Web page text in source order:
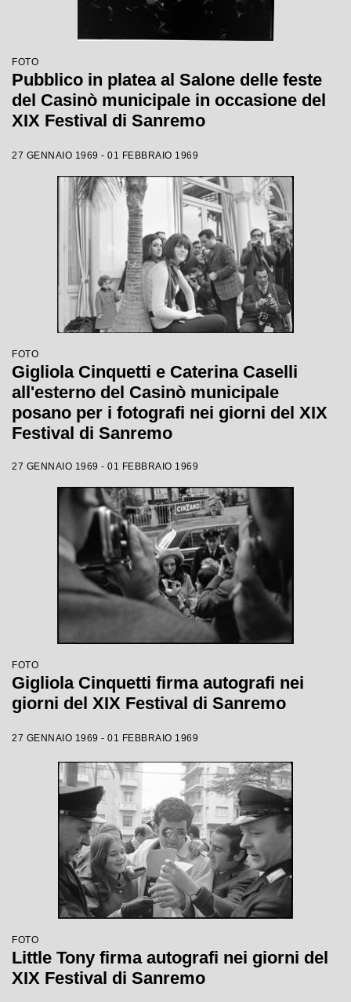
FOTO
Pubblico in platea al Salone delle feste
del Casinò municipale in occasione del
XIX Festival di Sanremo
27 GENNAIO 1969 - 01 FEBBRAIO 1969
FOTO
Gigliola Cinquetti e Caterina Caselli
all'esterno del Casinò municipale
posano per i fotografi nei giorni del XIX
Festival di Sanremo
27 GENNAIO 1969 - 01 FEBBRAIO 1969
FOTO
Gigliola Cinquetti firma autografi nei
giorni del XIX Festival di Sanremo
27 GENNAIO 1969 - 01 FEBBRAIO 1969
FOTO
Little Tony firma autografi nei giorni del
XIX Festival di Sanremo